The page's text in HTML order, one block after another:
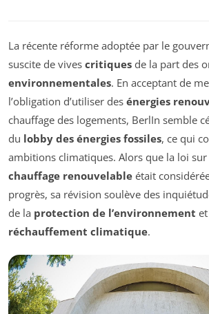
La récente réforme adoptée par le
suscite de vives critiques de la part des
environnementales. En acceptant de
l’obligation d’utiliser des énergies
chauffage des logements, BerlIn semble
du lobby des énergies fossiles, ce qui
ambitions climatiques. Alors que la loi sur
chauffage renouvelable était
progrès, sa révision soulève des
de la protection de l’environnement
réchauffement climatique.